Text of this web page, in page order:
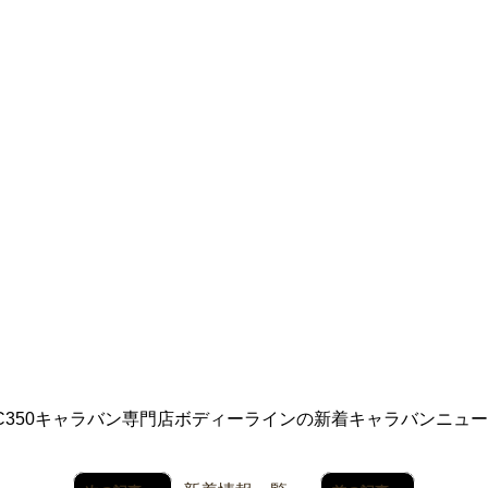
キャラバン専門店ボディーラインの新着キャラバンニュ